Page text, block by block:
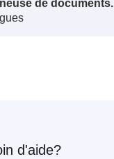
de documents.
d'aide?